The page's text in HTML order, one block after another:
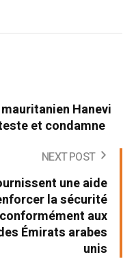
Hanevi
et condamne
NEXT POST
une aide
la sécurité
aux
Émirats arabes
unis